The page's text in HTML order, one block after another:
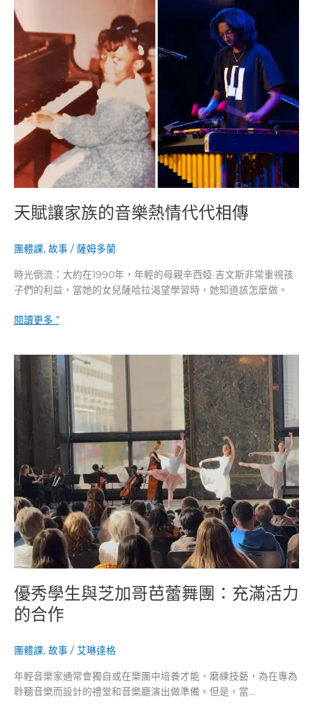
天賦讓家族的音樂熱情代代相傳
團體課, 故事 / 薩姆多蘭
時光倒流：大約在1990年，年輕的母親辛西婭·吉文斯非常重視孩
子們的利益，當她的女兒薩哈拉渴望學習時，她知道該怎麼做。
讓
家
族
的
情
相
傳
閱讀更多 ”
優秀學生與芝加哥芭蕾舞團：充滿活力
的合作
團體課, 故事 / 艾琳達格
年輕音樂家通常會獨自或在樂團中培養才能、磨練技藝，為在專為
聆聽音樂而設計的禮堂和音樂廳演出做準備。但是，當…
優
與
加
哥
芭
蕾
舞
團：
充
滿
力
的
合